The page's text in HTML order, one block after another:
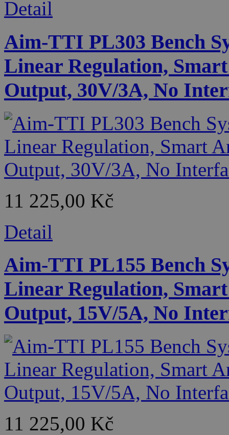
Detail
Aim-TTI PL303 Bench
Linear Regulation,
Output, 30V/3A, No
11 225,00 Kč
Detail
Aim-TTI PL155 Bench
Linear Regulation,
Output, 15V/5A, No
11 225,00 Kč